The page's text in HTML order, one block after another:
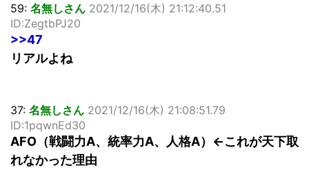
59: 名無しさん 2021/12/16(木) 21:12:40.51
ID:ZegtbPJ20
>>47
リアルよね
37: 名無しさん 2021/12/16(木) 21:08:51.79
ID:1pqwnEd30
AFO（戦闘力A、統率力A、人格A）←これが天下取
れなかった理由